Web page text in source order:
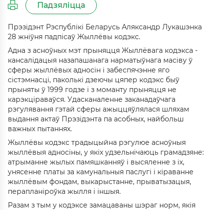
Падзяліцца
Прэзідэнт Рэспублікі Беларусь Аляксандр Лукашэнка
28 жніўня падпісаў Жыллёвы кодэкс.
Адна з асноўных мэт прыняцця Жыллёвага кодэкса -
кансалідацыя назапашанага нарматыўнага масіву ў
сферы жыллёвых адносін і забеспячэнне яго
сістэмнасці, паколькі дзеючы цяпер кодэкс быў
прыняты ў 1999 годзе і з моманту прыняцця не
карэкціраваўся. Удасканаленне заканадаўчага
рэгулявання гэтай сферы ажыццяўлялася шляхам
выдання актаў Прэзідэнта па асобных, найбольш
важных пытаннях.
Жыллёвы кодэкс традыцыйна рэгулюе асноўныя
жыллёвыя адносіны, у якіх удзельнічаюць грамадзяне:
атрыманне жылых памяшканняў і высяленне з іх,
унясенне платы за камунальныя паслугі і кіраванне
жыллёвым фондам, выкарыстанне, прыватызацыя,
перапланіроўка жылля і іншыя.
Разам з тым у кодэксе замацаваны шэраг норм, якія